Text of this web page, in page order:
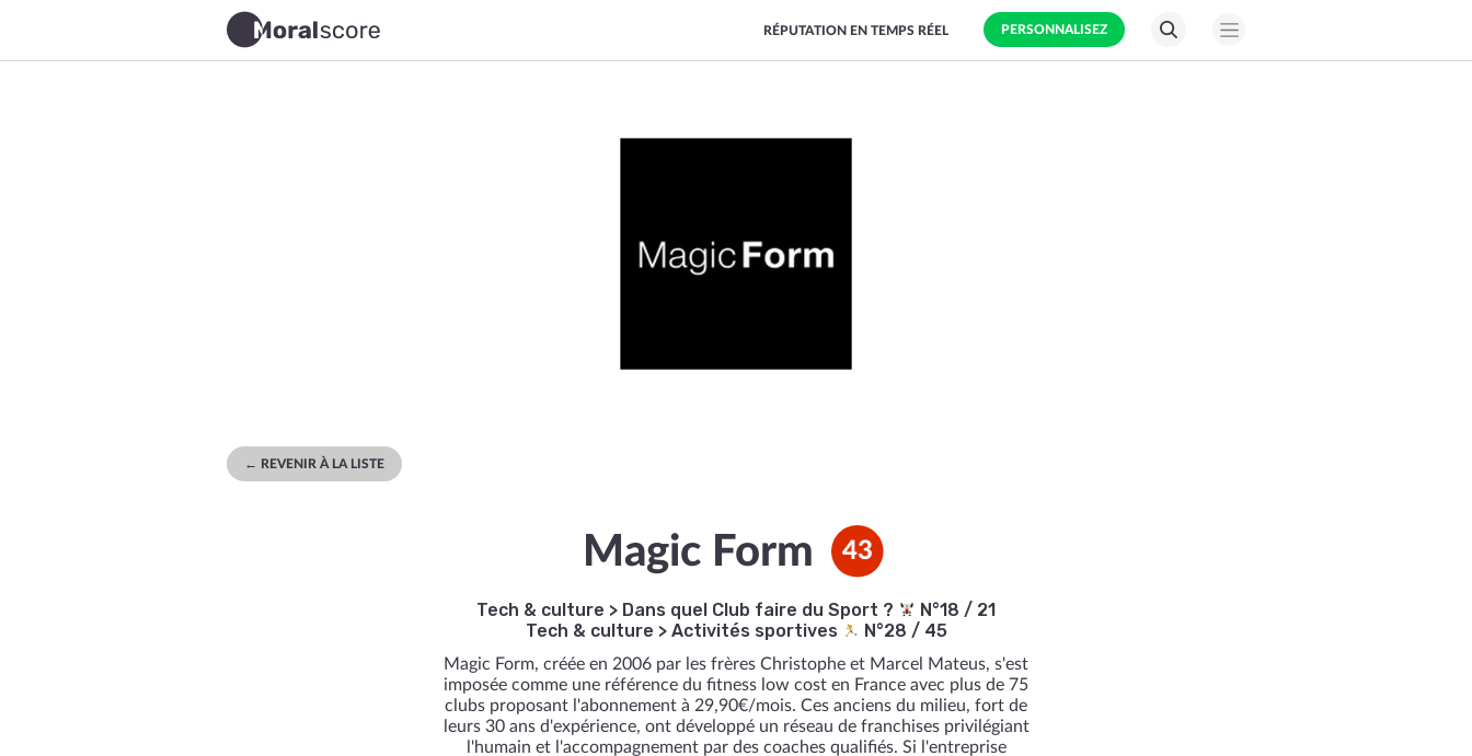
PERSONNALISEZ
RÉPUTATION EN TEMPS RÉEL
← REVENIR À LA LISTE
Magic Form 43
Tech & culture > Dans quel Club faire du Sport ?
N°18 / 21
Tech & culture > Activités sportives N°28 / 45
Magic Form, créée en 2006 par les frères Christophe et Marcel Mateus, s'est
imposée comme une référence du fitness low cost en France avec plus de 75
clubs proposant l'abonnement à 29,90€/mois. Ces anciens du milieu, fort de
leurs 30 ans d'expérience, ont développé un réseau de franchises privilégiant
l'humain et l'accompagnement par des coaches qualifiés. Si l'entreprise